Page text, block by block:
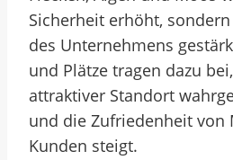
Sicherheit erhöht,
des Unternehmens
und Plätze tragen dazu
attraktiver Standort
und die Zufriedenheit von
Kunden steigt.